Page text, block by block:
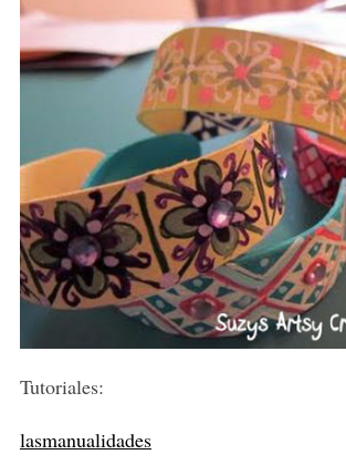
Tutoriales:
lasmanualidades